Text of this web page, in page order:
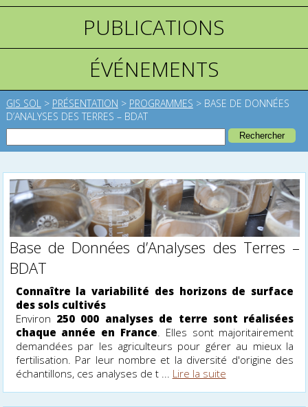
PUBLICATIONS
ÉVÉNEMENTS
GIS SOL > PRÉSENTATION > PROGRAMMES > BASE DE DONNÉES
D’ANALYSES DES TERRES – BDAT
Base de Données d’Analyses des Terres –
BDAT
Connaître la variabilité des horizons de surface
des sols cultivés
Environ 250 000 analyses de terre sont réalisées
chaque année en France . Elles sont majoritairement
demandées par les agriculteurs pour gérer au mieux la
fertilisation. Par leur nombre et la diversité d'origine des
échantillons, ces analyses de t ... Lire la suite